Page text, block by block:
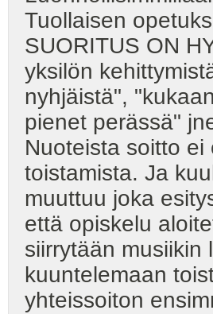
Tuollaisen
SUORITUS ON
yksilön
nyhjäistä",
pienet perässä"
Nuoteista soitto
toistamista. Ja
muuttuu joka
että opiskelu
siirrytään
kuuntelemaan
yhteissoiton